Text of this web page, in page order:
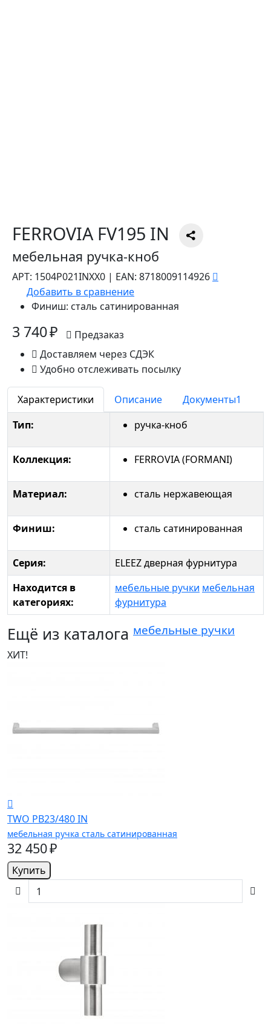
FERROVIA FV195 IN
мебельная ручка-кноб
АРТ: 1504P021INXX0 | EAN: 8718009114926
Добавить в сравнение
Финиш: сталь сатинированная
3 740 ₽
Предзаказ
Доставляем через СДЭК
Удобно отслеживать посылку
Характеристики Описание Документы1
Тип:
ручка-кноб
Коллекция: FERROVIA (FORMANI)
Материал: сталь нержавеющая
Финиш: сталь сатинированная
Серия:
ELEEZ дверная фурнитура
Находится в
категориях:
мебельные ручки мебельная
фурнитура
Ещё из каталога мебельные ручки
ХИТ!
TWO PB23/480 IN
мебельная ручка сталь сатинированная
32 450 ₽
Купить